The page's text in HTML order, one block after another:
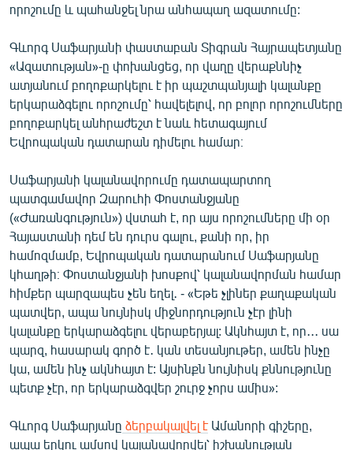
որոշումը և պահանջել նրա անհապաղ ազատումը:
Գևորգ Սաֆարյանի փաստաբան Տիգրան Հայրապետյանը
«Ազատության»-ը փոխանցեց, որ վաղը վերաքննիչ
ատյանում բողոքարկելու է իր պաշտպանյալի կալանքը
երկարաձգելու որոշումը՝ հավելելով, որ բոլոր որոշումները
բողոքարկել անհրաժեշտ է նաև հետագայում
Եվրոպական դատարան դիմելու համար։
Սաֆարյանի կալանավորումը դատապարտող
պատգամավոր Զարուհի Փոստանջյանը
(«Ժառանգություն») վստահ է, որ այս որոշումները մի օր
Հայաստանի դեմ են դուրս գալու, քանի որ, իր
համոզմամբ, Եվրոպական դատարանում Սաֆարյանը
կհաղթի։ Փոստանջյանի խոսքով՝ կալանավորման համար
հիմքեր պարզապես չեն եղել․ - «Եթե չլիներ քաղաքական
պատվեր, ապա նույնիսկ միջնորդություն չէր լինի
կալանքը երկարաձգելու վերաբերյալ: Ակնհայտ է, որ․․․ սա
պարզ, հասարակ գործ է․ կան տեսանյութեր, ամեն ինչը
կա, ամեն ինչ ակնհայտ է: Այսինքն նույնիսկ քննությունը
պետք չէր, որ երկարաձգվեր շուրջ չորս ամիս»:
Գևորգ Սաֆարյանը ձերբակալվել էԱմանորի գիշերը,
ապա երկու ամսով կալանավորվել՝ իշխանության